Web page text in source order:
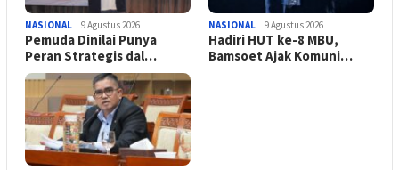
NASIONAL 9 Agustus 2026
Pemuda Dinilai Punya
Peran Strategis dal…
NASIONAL 9 Agustus 2026
Hadiri HUT ke-8 MBU,
Bamsoet Ajak Komuni…